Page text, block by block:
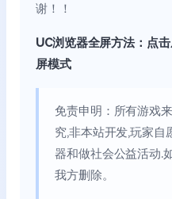
谢！！
UC浏览器全屏方法：点
屏模式
免责申明：所有游戏
究,非本站开发,玩家自
器和做社会公益活动.
我方删除。